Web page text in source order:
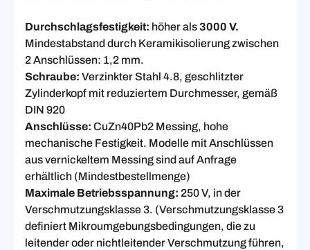
Durchschlagsfestigkeit: höher als3000 V.
Mindestabstand durch Keramikisolierung zwischen
2 Anschlüssen: 1,2 mm.
Schraube: Verzinkter Stahl 4.8, geschlitzter
Zylinderkopf mit reduziertem Durchmesser, gemäß
DIN 920
Anschlüsse: CuZn40Pb2 Messing, hohe
mechanische Festigkeit. Modelle mit Anschlüssen
aus vernickeltem Messing sind auf Anfrage
erhältlich (Mindestbestellmenge)
Maximale Betriebsspannung: 250 V, in der
Verschmutzungsklasse 3. (Verschmutzungsklasse 3
definiert Mikroumgebungsbedingungen, die zu
leitender oder nichtleitender Verschmutzung führen,